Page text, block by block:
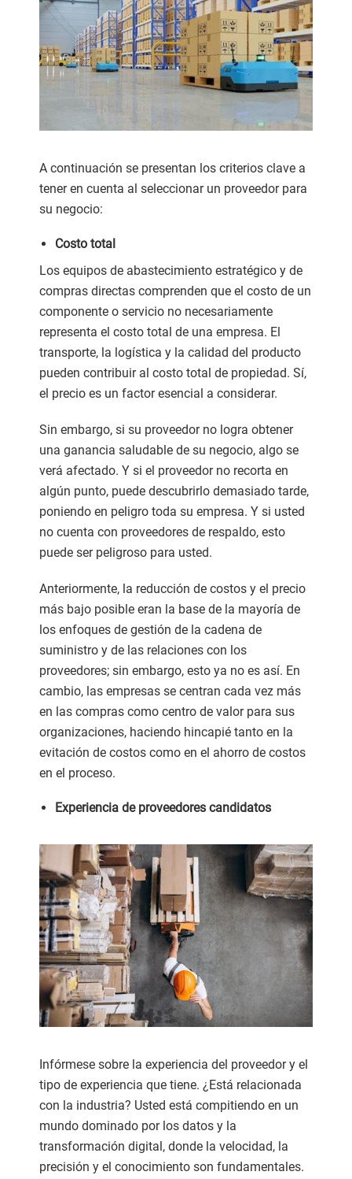
A continuación se presentan los criterios clave a
tener en cuenta al seleccionar un proveedor para
su negocio:
Costo total
Los equipos de abastecimiento estratégico y de
compras directas comprenden que el costo de un
componente o servicio no necesariamente
representa el costo total de una empresa. El
transporte, la logística y la calidad del producto
pueden contribuir al costo total de propiedad. Sí,
el precio es un factor esencial a considerar.
Sin embargo, si su proveedor no logra obtener
una ganancia saludable de su negocio, algo se
verá afectado. Y si el proveedor no recorta en
algún punto, puede descubrirlo demasiado tarde,
poniendo en peligro toda su empresa. Y si usted
no cuenta con proveedores de respaldo, esto
puede ser peligroso para usted.
Anteriormente, la reducción de costos y el precio
más bajo posible eran la base de la mayoría de
los enfoques de gestión de la cadena de
suministro y de las relaciones con los
proveedores; sin embargo, esto ya no es así. En
cambio, las empresas se centran cada vez más
en las compras como centro de valor para sus
organizaciones, haciendo hincapié tanto en la
evitación de costos como en el ahorro de costos
en el proceso.
Experiencia de proveedores candidatos
Infórmese sobre la experiencia del proveedor y el
tipo de experiencia que tiene. ¿Está relacionada
con la industria? Usted está compitiendo en un
mundo dominado por los datos y la
transformación digital, donde la velocidad, la
precisión y el conocimiento son fundamentales.